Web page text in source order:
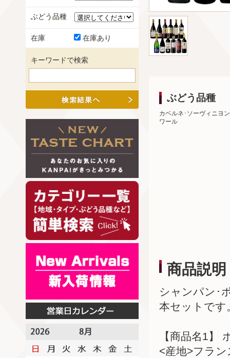
ぶどう品種
カベルネ･ソーヴィニヨ
ワール
商品説明
シャンパン･
本セットです
【商品名1】
<産地>フラ
ぶどう品種
在庫 在庫あり
キーワードで検索